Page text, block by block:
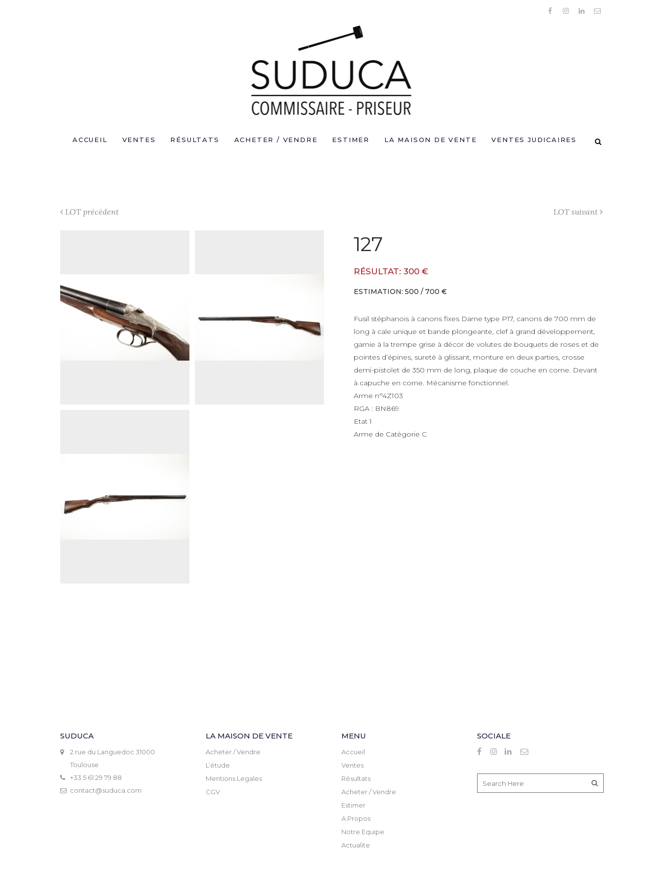
ACCUEIL VENTES RÉSULTATS ACHETER / VENDRE ESTIMER LA MAISON DE VENTE VENTES JUDICAIRES
LOT précédent LOT suivant
127
RÉSULTAT: 300 €
ESTIMATION: 500 / 700 €
Fusil stéphanois à canons fixes Darne type P17, canons de 700 mm de
long à cale unique et bande plongeante, clef à grand développement,
garnie à la trempe grise à décor de volutes de bouquets de roses et de
pointes d’épines, sureté à glissant, monture en deux parties, crosse
demi-pistolet de 350 mm de long, plaque de couche en corne. Devant
à capuche en corne. Mécanisme fonctionnel.
Arme n°4Z103
RGA : BN869
Etat 1
Arme de Catégorie C
SUDUCA
2 rue du Languedoc 31000
Toulouse
+33 5 61 29 79 88
contact@suduca.com
LA MAISON DE VENTE
Acheter / Vendre
L’étude
Mentions Legales
CGV
MENU
Accueil
Ventes
Résultats
Acheter / Vendre
Estimer
A Propos
Notre Equipe
Actualite
SOCIALE